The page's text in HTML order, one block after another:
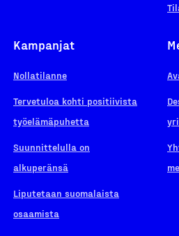
Kampanjat
Nollatilanne
Tervetuloa kohti positiivista
työelämäpuhetta
Suunnittelulla on
alkuperänsä
Liputetaan suomalaista
osaamista